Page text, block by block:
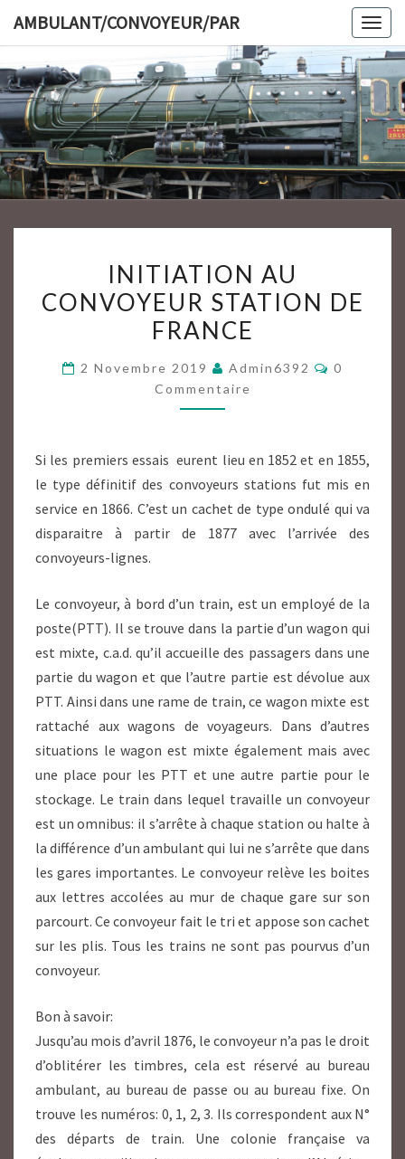
content
AMBULANT/CONVOYEUR/PAR
AU
CONVOYEUR
STATION
FRANCE
INITIATION AU
CONVOYEUR STATION DE
FRANCE
2 Novembre 2019 Admin6392
0
Commentaire
Si les premiers essais eurent lieu en 1852 et en 1855,
le type définitif des convoyeurs stations fut mis en
service en 1866. C’est un cachet de type ondulé qui va
disparaitre à partir de 1877 avec l’arrivée des
convoyeurs-lignes.
Le convoyeur, à bord d’un train, est un employé de la
poste(PTT). Il se trouve dans la partie d’un wagon qui
est mixte, c.a.d. qu’il accueille des passagers dans une
partie du wagon et que l’autre partie est dévolue aux
PTT. Ainsi dans une rame de train, ce wagon mixte est
rattaché aux wagons de voyageurs. Dans d’autres
situations le wagon est mixte également mais avec
une place pour les PTT et une autre partie pour le
stockage. Le train dans lequel travaille un convoyeur
est un omnibus: il s’arrête à chaque station ou halte à
la différence d’un ambulant qui lui ne s’arrête que dans
les gares importantes. Le convoyeur relève les boites
aux lettres accolées au mur de chaque gare sur son
parcourt. Ce convoyeur fait le tri et appose son cachet
sur les plis. Tous les trains ne sont pas pourvus d’un
convoyeur.
Bon à savoir:
Jusqu’au mois d’avril 1876, le convoyeur n’a pas le droit
d’oblitérer les timbres, cela est réservé au bureau
ambulant, au bureau de passe ou au bureau fixe. On
trouve les numéros: 0, 1, 2, 3. Ils correspondent aux N°
des départs de train. Une colonie française va